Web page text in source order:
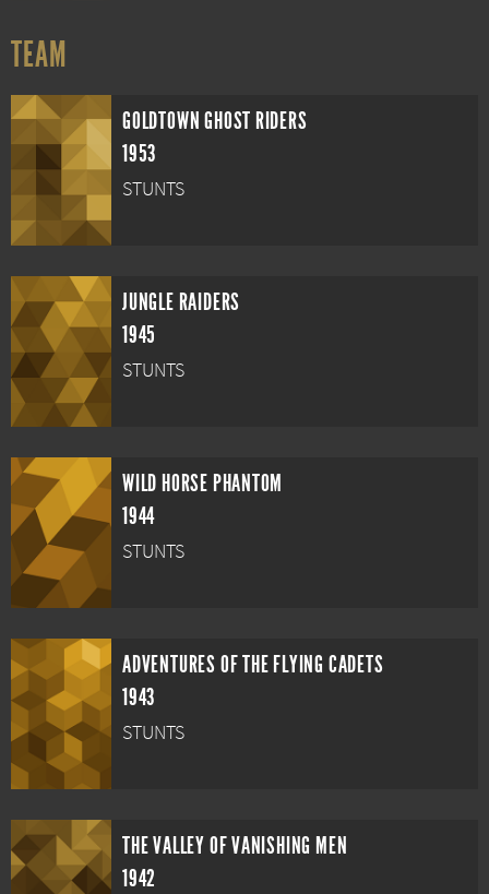
TEAM
GOLDTOWN GHOST RIDERS
1953
STUNTS
JUNGLE RAIDERS
1945
STUNTS
WILD HORSE PHANTOM
1944
STUNTS
ADVENTURES OF THE FLYING CADETS
1943
STUNTS
THE VALLEY OF VANISHING MEN
1942